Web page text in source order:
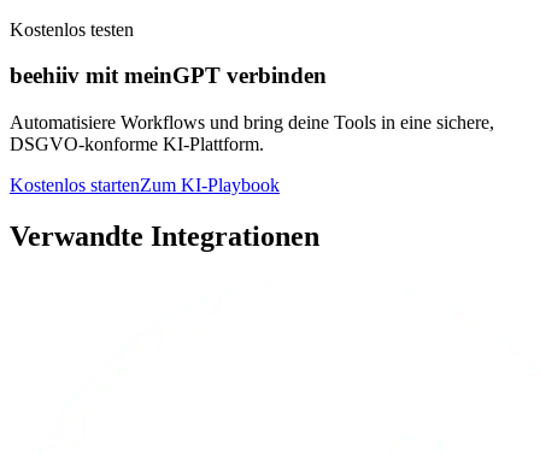
Kostenlos testen
beehiiv mit meinGPT verbinden
Automatisiere Workflows und bring deine Tools in eine sichere,
DSGVO-konforme KI-Plattform.
Kostenlos startenZum KI-Playbook
Verwandte Integrationen